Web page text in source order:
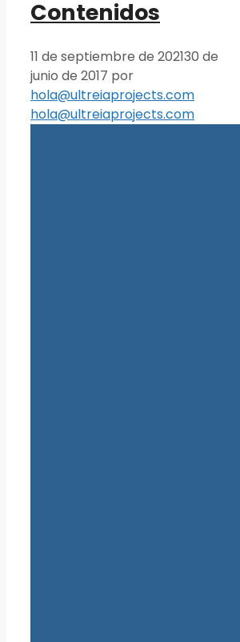
Contenidos
11 de septiembre de 202130 de
junio de 2017 por
hola@ultreiaprojects.com
hola@ultreiaprojects.com